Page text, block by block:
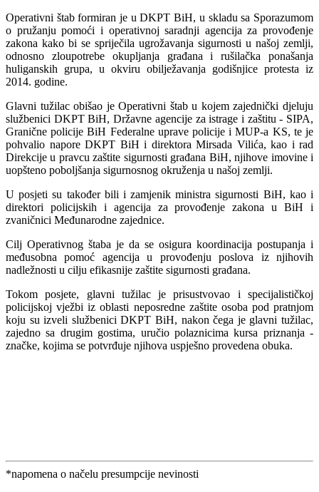
Operativni štab formiran je u DKPT BiH, u skladu sa Sporazumom
o pružanju pomoći i operativnoj saradnji agencija za provođenje
zakona kako bi se spriječila ugrožavanja sigurnosti u našoj zemlji,
odnosno zloupotrebe okupljanja građana i rušilačka ponašanja
huliganskih grupa, u okviru obilježavanja godišnjice protesta iz
2014. godine.
Glavni tužilac obišao je Operativni štab u kojem zajednički djeluju
službenici DKPT BiH, Državne agencije za istrage i zaštitu - SIPA,
Granične policije BiH Federalne uprave policije i MUP-a KS, te je
pohvalio napore DKPT BiH i direktora Mirsada Vilića, kao i rad
Direkcije u pravcu zaštite sigurnosti građana BiH, njihove imovine i
uopšteno poboljšanja sigurnosnog okruženja u našoj zemlji.
U posjeti su također bili i zamjenik ministra sigurnosti BiH, kao i
direktori policijskih i agencija za provođenje zakona u BiH i
zvaničnici Međunarodne zajednice.
Cilj Operativnog štaba je da se osigura koordinacija postupanja i
međusobna pomoć agencija u provođenju poslova iz njihovih
nadležnosti u cilju efikasnije zaštite sigurnosti građana.
Tokom posjete, glavni tužilac je prisustvovao i specijalističkoj
policijskoj vježbi iz oblasti neposredne zaštite osoba pod pratnjom
koju su izveli službenici DKPT BiH, nakon čega je glavni tužilac,
zajedno sa drugim gostima, uručio polaznicima kursa priznanja -
značke, kojima se potvrđuje njihova uspješno provedena obuka.
*napomena o načelu presumpcije nevinosti